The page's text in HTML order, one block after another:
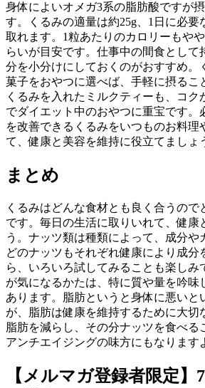
身体によいオメガ3系の脂肪酸ですが
す。くるみの適量は約25g、1日に必要
取れます。1粒あたりのカロリーもや
らいが目安です。仕事中の間食として
分を小分けにしておくのがおすすめ。
菓子をおやつに選べば、手軽に摂るこ
くるみを入れたミルクティーも、コク
でダイエット中のおやつに重宝です。
を改善できるくるみをいつものお料理
て、健康と美容を維持に役立てましょ
まとめ
くるみはどんな食材とも良く合うので
です。毎日の生活に取りいれて、健康
う。ナッツ類は種類によって、成分や
どのナッツもそれぞれ健康により成分
ら、いろいろ試してみることも楽しみ
が気になるかたは、特に質や量を吟味
あります。脂肪というと身体に悪いと
が、脂肪は健康を維持するために大切
脂肪を減らし、その分ナッツを食べる
アンチエイジングの味方にもなります
【メルマガ登録者限定】